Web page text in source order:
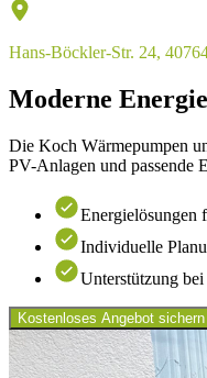
Hans-Böckler-Str. 24,
Moderne
Die Koch Wärmepumpen
PV-Anlagen und passende
Energielösungen
Individuelle
Unterstützung
Kostenloses Angebot sichern